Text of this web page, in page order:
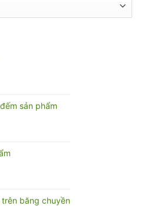
sản phẩm
trên băng chuyền